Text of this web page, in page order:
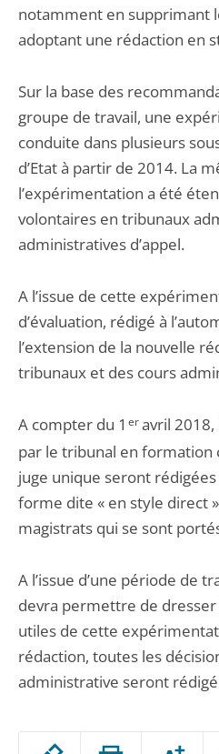
Passer
notamment en supprimant
adoptant une rédaction en
Sur la base des
groupe de travail, une
conduite dans plusieurs
d’Etat à partir de 2014. La
l’expérimentation a été
volontaires en tribunaux
administratives d’appel.
A l’issue de cette
d’évaluation, rédigé à
l’extension de la nouvelle
tribunaux et des cours
A compter du 1 eravril 2018,
par le tribunal en formation
juge unique seront
forme dite « en style direct
magistrats qui se sont
A l’issue d’une période de
devra permettre de
utiles de cette
rédaction, toutes les
administrative seront